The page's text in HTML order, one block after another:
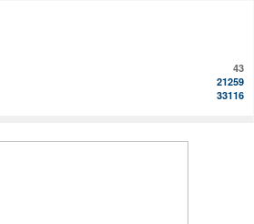
43
21259
33116